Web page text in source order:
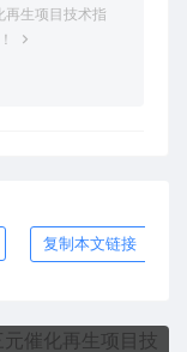
再生项目技术指
复制本文链接